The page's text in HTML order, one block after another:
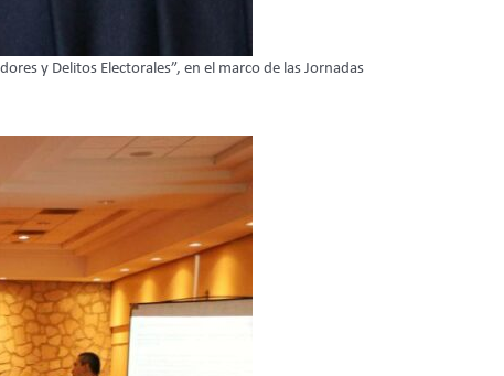
y Delitos Electorales”, en el marco de las Jornadas